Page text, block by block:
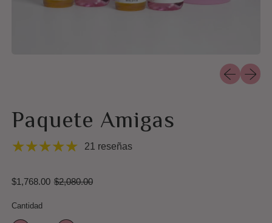
Diapositiva
Paquete Amigas
21 reseñas
Precio habitual
$1,768.00 Precio de venta
$2,080.00
Cantidad